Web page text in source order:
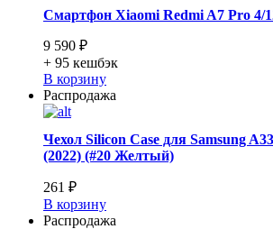
Смартфон Xiaomi Redmi A7 Pro 4/
9 590 ₽
+ 95 кешбэк
В корзину
Распродажа
Чехол Silicon Case для Samsung
(2022) (#20 Желтый)
261 ₽
В корзину
Распродажа